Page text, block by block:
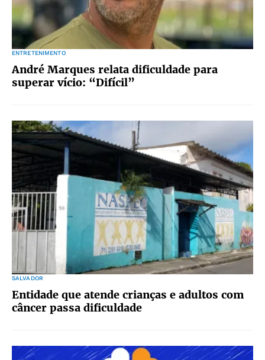
ENTRETENIMENTO
André Marques relata dificuldade para
superar vício: “Difícil”
SALVADOR
Entidade que atende crianças e adultos com
câncer passa dificuldade